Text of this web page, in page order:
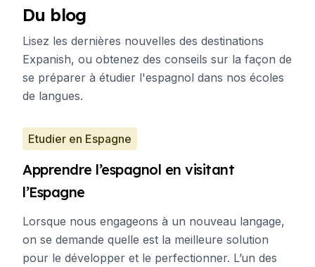
Du blog
Lisez les dernières nouvelles des destinations
Expanish, ou obtenez des conseils sur la façon de
se préparer à étudier l'espagnol dans nos écoles
de langues.
Etudier en Espagne
Apprendre l’espagnol en visitant
l’Espagne
Lorsque nous engageons à un nouveau langage,
on se demande quelle est la meilleure solution
pour le développer et le perfectionner. L’un des